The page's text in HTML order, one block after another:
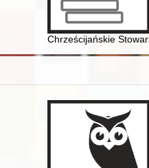
Matematyki przy Zarządzie
Chrześcijańskie